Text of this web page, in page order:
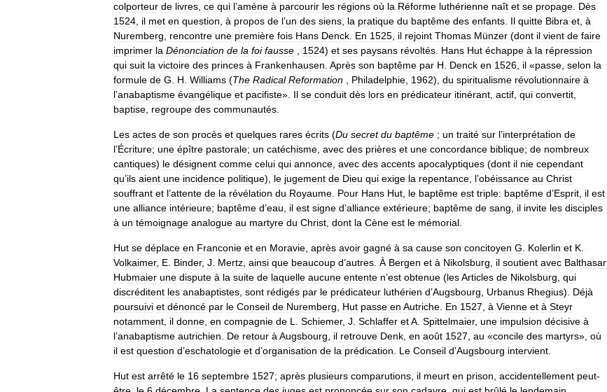
colporteur de livres ce qui l’amène à parcourir les régions où la Réforme luthérienne naît et se propage Dès
1524 il met en question à propos de l’un des siens la pratique du baptême des enfants Il quitte Bibra et à
Nuremberg
rencontre une première fois Hans Denck En 1525 il rejoint Thomas Münzer (dont il vient de faire
imprimer la Dénonciation de la foi fausse 1524) et ses paysans révoltés Hans Hut échappe à la répression
qui suit la victoire des princes à Frankenhausen Après son baptême par H Denck en 1526 il «passe selon la
formule de G H Williams (The Radical Reformation Philadelphie 1962), du spiritualisme révolutionnaire à
l’anabaptisme évangélique et pacifiste». Il se conduit dès lors en prédicateur itinérant actif qui convertit
baptise regroupe des communautés
Les actes de son procès et quelques rares écrits (Du secret du baptême ; un traité sur l’interprétation de
l’Écriture; une épître pastorale; un catéchisme avec des prières et une concordance biblique; de nombreux
cantiques) le désignent comme celui qui annonce avec des accents apocalyptiques (dont il nie cependant
qu’ils aient une incidence politique), le jugement de Dieu qui exige la repentance l’obéissance au Christ
souffrant et l’attente de la révélation du Royaume Pour Hans Hut le baptême est triple: baptême d’Esprit il est
une alliance intérieure; baptême d’eau il est signe d’alliance extérieure; baptême de sang il invite les disciples
à un témoignage analogue au martyre du Christ dont la Cène est le mémorial
Hut se déplace en Franconie et en Moravie après avoir gagné à sa cause son concitoyen G Kolerlin et K
Volkaimer, E Binder, J Mertz ainsi que beaucoup d’autres À Bergen et à Nikolsburg il soutient avec Balthasar
Hubmaier une dispute à la suite de laquelle aucune entente n’est obtenue (lesArticles de Nikolsburg qui
discréditent les anabaptistes sont rédigés par le prédicateur luthérien d’Augsbourg Urbanus Rhegius). Déjà
poursuivi et dénoncé par le Conseil de Nuremberg Hut passe en Autriche En 1527 à Vienne et à Steyr
notamment il donne en compagnie de L Schiemer, J Schlaffer etA Spittelmaier, une impulsion décisive à
l’anabaptisme autrichien De retour à Augsbourg il retrouve Denk en août 1527 au «concile des martyrs», où
il est question d’eschatologie et d’organisation de la prédication Le Conseil d’Augsbourg intervient
Hut est arrêté le 16 septembre 1527; après plusieurs comparutions il meurt en prison accidentellement peut-